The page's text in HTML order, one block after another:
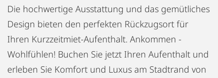
Die hochwertige Ausstattung und das gemütliches
Design bieten den perfekten Rückzugsort für
Ihren Kurzzeitmiet-Aufenthalt. Ankommen -
Wohlfühlen! Buchen Sie jetzt Ihren Aufenthalt und
erleben Sie Komfort und Luxus am Stadtrand von